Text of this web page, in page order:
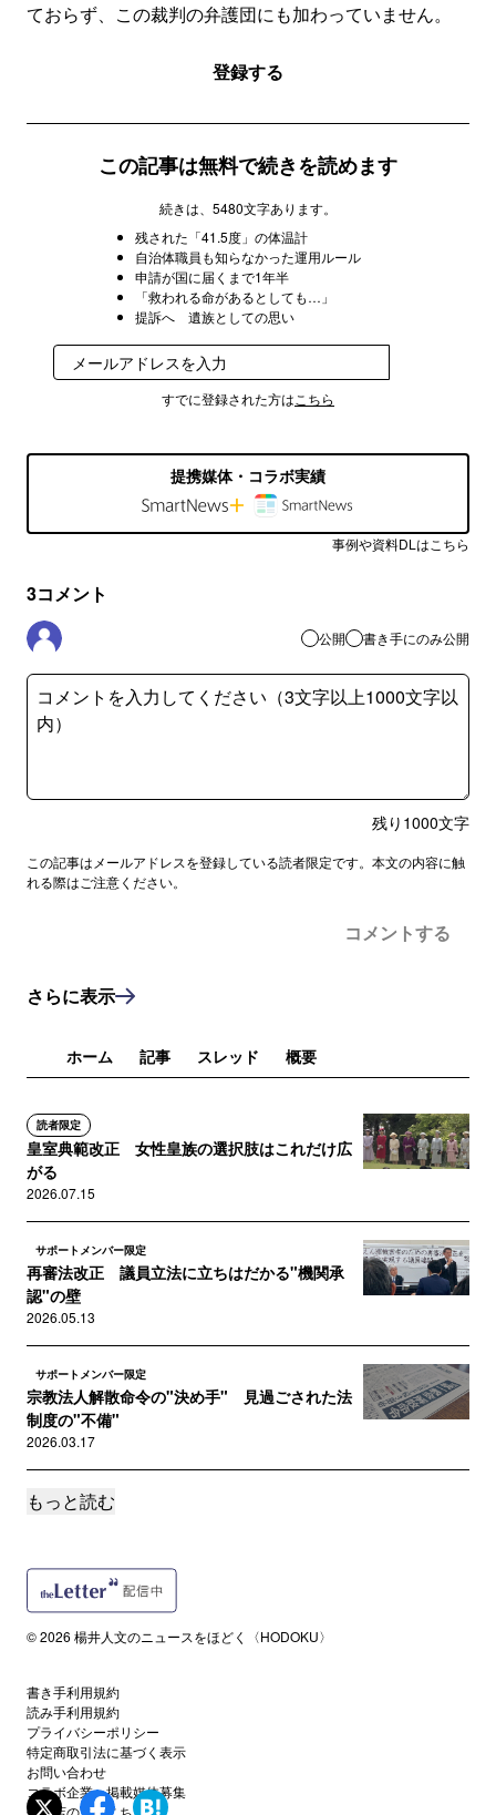
ておらず、この裁判の弁護団にも加わっていません。
登録する
この記事は無料で続きを読めます
続きは、5480文字あります。
残された「41.5度」の体温計
自治体職員も知らなかった運用ルール
申請が国に届くまで1年半
「救われる命があるとしても…」
提訴へ 遺族としての思い
すでに登録された方は こちら
提携媒体・コラボ実績
事例や資料DLはこちら
3コメント
公開 書き手にのみ公開
残り 1000文字
この記事はメールアドレスを登録している読者限定です。本文の内容に触
れる際はご注意ください。
コメントする
さらに表示
ホーム 記事 スレッド 概要
読者限定
皇室典範改正 女性皇族の選択肢はこれだけ広
がる
2026.07.15
サポートメンバー限定
再審法改正 議員立法に立ちはだかる"機関承
認"の壁
2026.05.13
サポートメンバー限定
宗教法人解散命令の"決め手" 見過ごされた法
制度の"不備"
2026.03.17
サポートメンバー限定
2025.12.27
安倍元首相暗殺後に流布された"山上家物語" ど
2025.12.21
サポートメンバー限定
コロナワクチン接種記録が消えて検証できなく
なる？福岡厚労相「問題意識を...
もっと読む
© 2026 楊井人文のニュースをほどく〈HODOKU〉
書き手利用規約
読み手利用規約
プライバシーポリシー
特定商取引法に基づく表示
お問い合わせ
コラボ企業・掲載媒体募集
代理店の方はこちら